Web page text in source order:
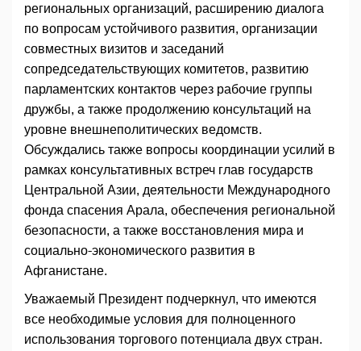
региональных организаций, расширению диалога
по вопросам устойчивого развития, организации
совместных визитов и заседаний
сопредседательствующих комитетов, развитию
парламентских контактов через рабочие группы
дружбы, а также продолжению консультаций на
уровне внешнеполитических ведомств.
Обсуждались также вопросы координации усилий в
рамках консультативных встреч глав государств
Центральной Азии, деятельности Международного
фонда спасения Арала, обеспечения региональной
безопасности, а также восстановления мира и
социально-экономического развития в
Афганистане.
Уважаемый Президент подчеркнул, что имеются
все необходимые условия для полноценного
использования торгового потенциала двух стран.